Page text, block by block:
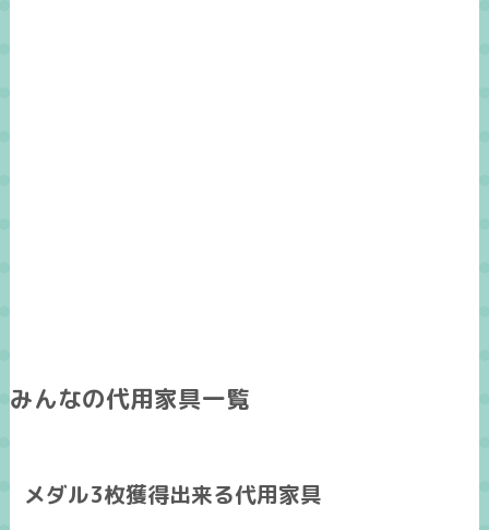
みんなの代用家具一覧
メダル3枚獲得出来る代用家具